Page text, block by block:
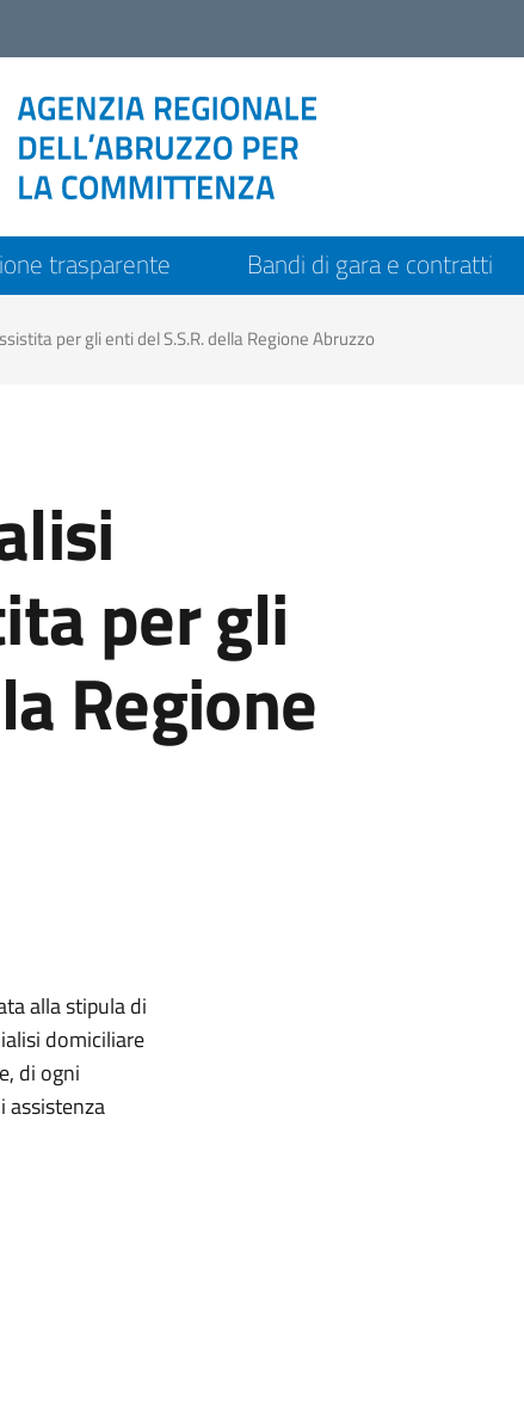
trasparente Bandi di gara e contratti
per gli enti del S.S.R. della Regione Abruzzo
per gli
Regione
alla stipula di
domiciliare
di ogni
assistenza